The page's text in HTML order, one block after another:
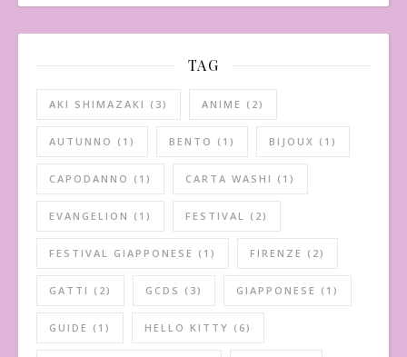
TAG
AKI SHIMAZAKI (3) ANIME (2)
AUTUNNO (1) BENTO (1) BIJOUX (1)
CAPODANNO (1) CARTA WASHI (1)
EVANGELION (1) FESTIVAL (2)
FESTIVAL GIAPPONESE (1) FIRENZE (2)
GATTI (2) GCDS (3) GIAPPONESE (1)
GUIDE (1) HELLO KITTY (6)